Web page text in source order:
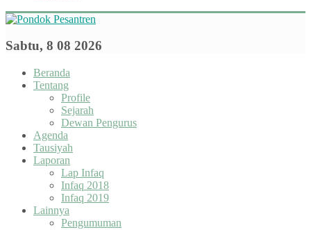
Sabtu, 8 08 2026
Beranda
Tentang
Profile
Sejarah
Dewan Pengurus
Agenda
Tausiyah
Laporan
Lap Infaq
Infaq 2018
Infaq 2019
Lainnya
Pengumuman